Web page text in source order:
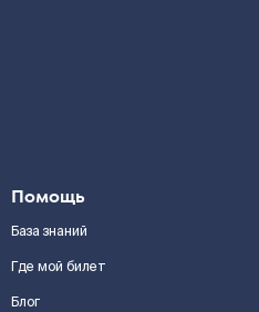
Помощь
База знаний
Где мой билет
Блог